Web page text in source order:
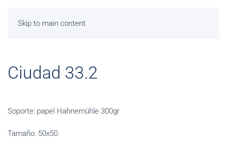
Skip to main content
Ciudad 33.2
Soporte: papel Hahnemühle 300gr
Tamaño: 50x50.